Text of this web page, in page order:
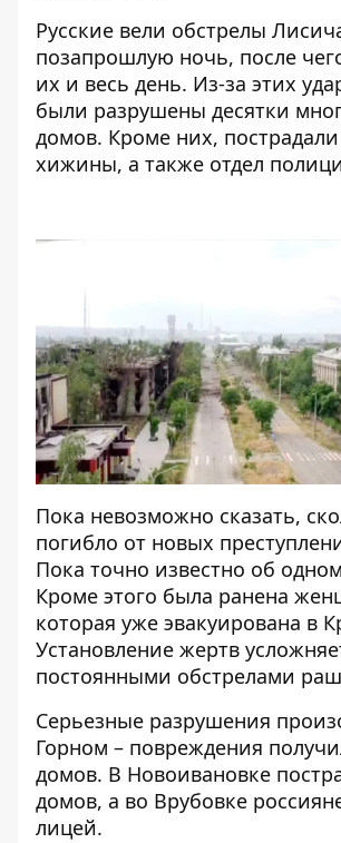
Русские вели обстрелы
позапрошлую ночь, после
их и весь день. Из-за этих
были разрушены десятки
домов. Кроме них,
хижины, а также отдел
Пока невозможно сказать,
погибло от новых
Пока точно известно об
Кроме этого была ранена
которая уже эвакуирована в
Установление жертв
постоянными обстрелами
Серьезные разрушения
Горном – повреждения
домов. В Новоивановке
домов, а во Врубовке
лицей.